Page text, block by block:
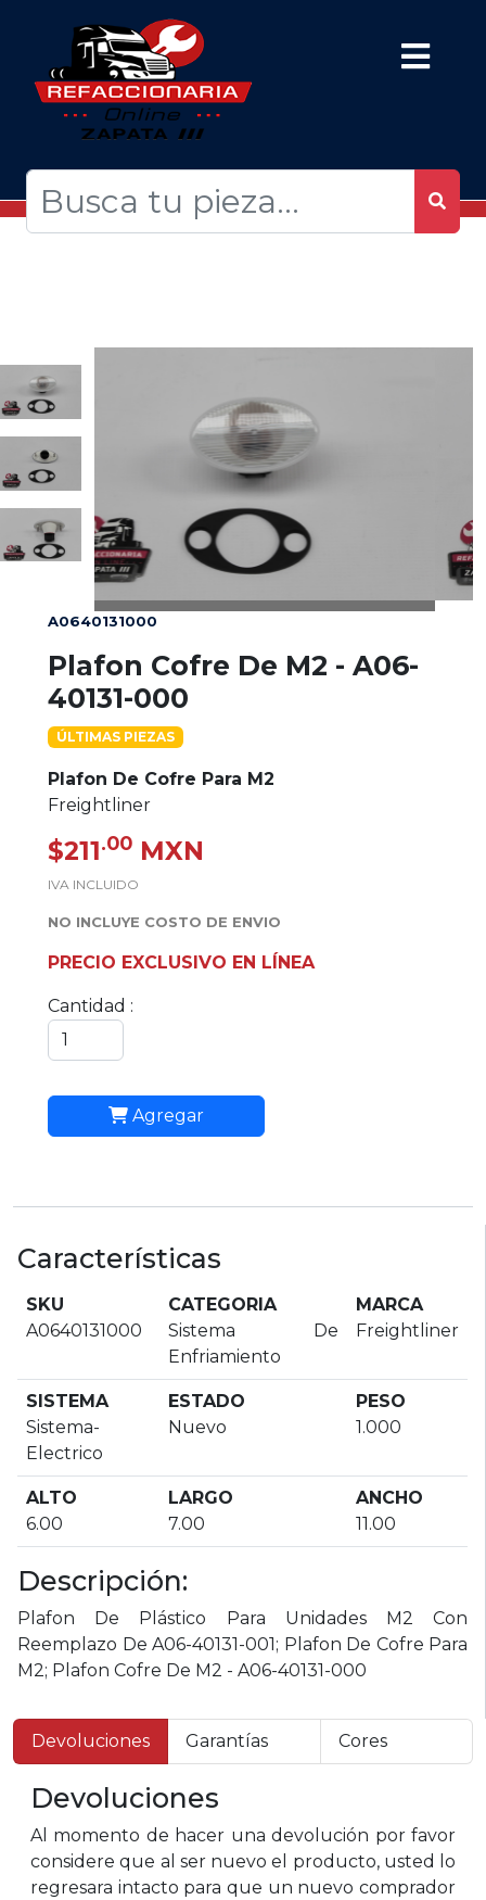
A0640131000
Plafon Cofre De M2 - A06-
40131-000
ÚLTIMAS PIEZAS
Plafon De Cofre Para M2
Freightliner
$211.00 MXN
IVA INCLUIDO
NO INCLUYE COSTO DE ENVIO
PRECIO EXCLUSIVO EN LÍNEA
Cantidad :
Agregar
Características
SKU
A0640131000
CATEGORIA
Sistema De
Enfriamiento
MARCA
Freightliner
SISTEMA
Sistema-
Electrico
ESTADO
Nuevo
PESO
1.000
ALTO
6.00
LARGO
7.00
ANCHO
11.00
Descripción:
Plafon De Plástico Para Unidades M2 Con
Reemplazo De A06-40131-001; Plafon De Cofre Para
M2; Plafon Cofre De M2 - A06-40131-000
Devoluciones Garantías Cores
Devoluciones
Al momento de hacer una devolución por favor
considere que al ser nuevo el producto, usted lo
regresara intacto para que un nuevo comprador